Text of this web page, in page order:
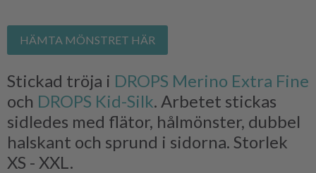
HÄMTA MÖNSTRET HÄR
Stickad tröja i DROPS Merino Extra Fine
och DROPS Kid-Silk. Arbetet stickas
sidledes med flätor, hålmönster, dubbel
halskant och sprund i sidorna. Storlek
XS - XXL.